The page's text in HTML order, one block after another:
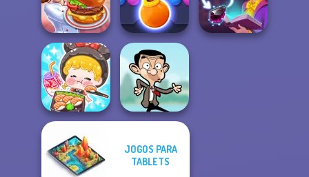
Black Friday
Stacker
Sudoku Classic Murder
Cooking Festival
Bubble Shooter
HD 3
ASMR Girl:
Livestream
Mukbang
JOGOS PARA
TABLETS